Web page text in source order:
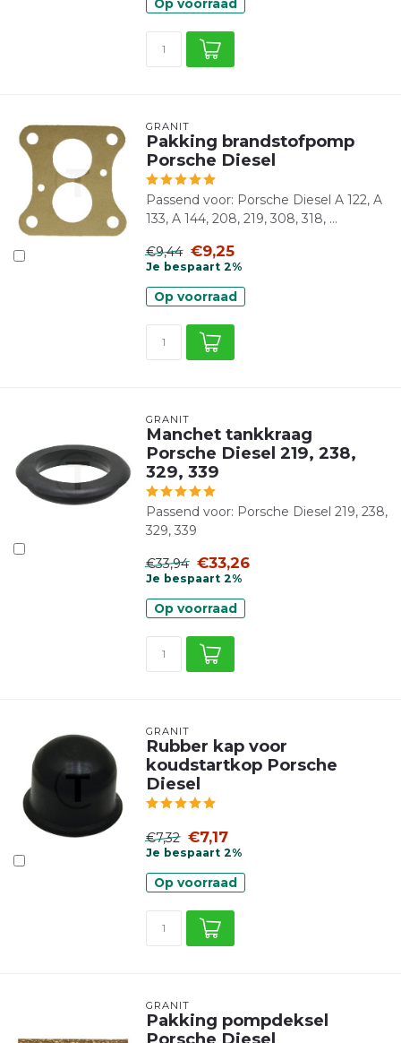
Op voorraad
GRANIT
Pakking brandstofpomp
Porsche Diesel
Passend voor: Porsche Diesel A 122, A
133, A 144, 208, 219, 308, 318, ...
€9,44 €9,25
Je bespaart 2%
Op voorraad
GRANIT
Manchet tankkraag
Porsche Diesel 219, 238,
329, 339
Passend voor: Porsche Diesel 219, 238,
329, 339
€33,94 €33,26
Je bespaart 2%
Op voorraad
GRANIT
Rubber kap voor
koudstartkop Porsche
Diesel
€7,32 €7,17
Je bespaart 2%
Op voorraad
GRANIT
Pakking pompdeksel